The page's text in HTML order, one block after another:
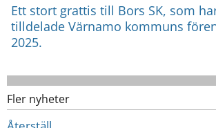
Ett stort grattis till Bors SK, som
tilldelade Värnamo kommuns
2025.
Fler nyheter